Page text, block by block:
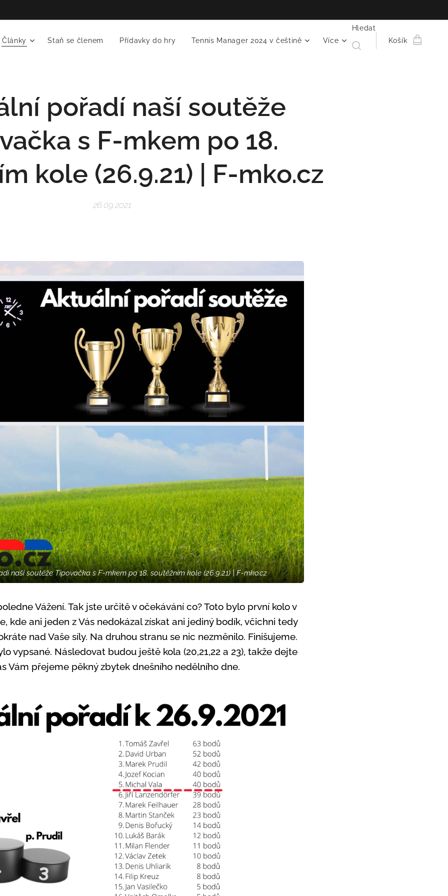
Články Staň se členem Přídavky do hry Tennis Manager 2024 v češtině Více
Hledat
Košík
pořadí naší soutěže
s F-mkem po 18.
kole (26.9.21) | F-mko.cz
26.09.2021
naší soutěže Tipovačka s F-mkem po 18. soutěžním kole (26.9.21) | F-mko.cz
Vážení. Tak jste určitě v očekávání co? Toto bylo první kolo v
kde ani jeden z Vás nedokázal získat ani jediný bodík, včichni tedy
nad Vaše síly. Na druhou stranu se nic nezměnilo. Finišujeme.
vypsané. Následovat budou ještě kola (20,21,22 a 23), takže dejte
Vám přejeme pěkný zbytek dnešního nedělního dne.